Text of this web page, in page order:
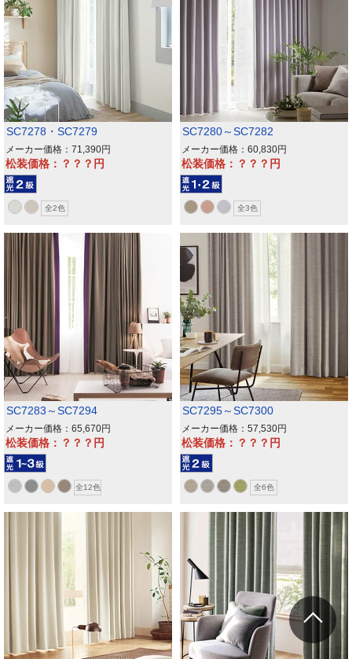
SC7278・SC7279
メーカー価格：71,390
松装価格：？？？
全2色
SC7280～SC7282
メーカー価格：60,830
松装価格：？？？
全3色
SC7283～SC7294
メーカー価格：65,670
松装価格：？？？
全12色
SC7295～SC7300
メーカー価格：57,530
松装価格：？？？
全6色